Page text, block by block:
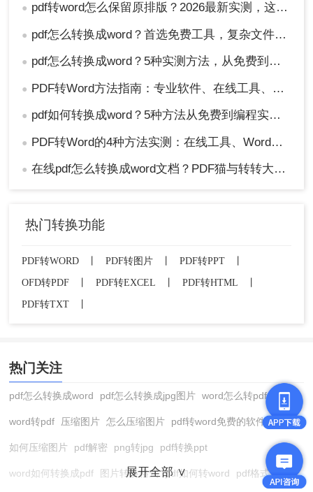
● pdf转word怎么保留原排版？2026最新实测，这5种方法从免费到专业全搞定！
● pdf怎么转换成word？首选免费工具，复杂文件再上专业软件！
● pdf怎么转换成word？5种实测方法，从免费到专业全攻略！
● PDF转Word方法指南：专业软件、在线工具、Word内置与改后缀名4种方案对比！
● pdf如何转换成word？5种方法从免费到编程实测对比！
● PDF转Word的4种方法实测：在线工具、Word、Adobe与开源软件对比！！
● 在线pdf怎么转换成word文档？PDF猫与转转大师2种在线工具使用指南与功能对比！
热门转换功能
PDF转WORD PDF转图片 PDF转PPT
OFD转PDF
PDF转EXCEL PDF转HTML
PDF转TXT
热门关注
pdf怎么转换成word pdf怎么转换成jpg图片 word怎么转pdf
word转pdf 压缩图片 怎么压缩图片 pdf转word免费的软件
如何压缩图片 pdf解密 png转jpg pdf转换ppt
word如何转换成pdf 图片转换格式 pdf如何转word pdf格式转换
展开全部 ∨